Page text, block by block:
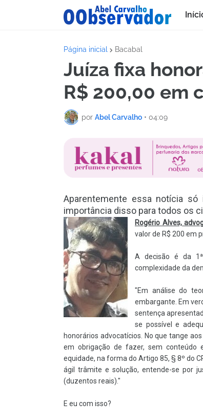
Página inicial Bacabal
Juíza fixa
R$ 200,00 em
por Abel Carvalho • 04:09
Aparentemente essa notícia
importância disso para todos os
Rogério Alves,
valor de R$ 200 em
A decisão é da
complexidade da
"Em análise do
embargante. Em
sentença
se possível e
honorários advocatícios. No que tange
em obrigação de fazer, sem conteúdo
equidade, na forma do Artigo 85, § 8º do
ágil trâmite e solução, entende-se por
(duzentos reais)."
E eu com isso?